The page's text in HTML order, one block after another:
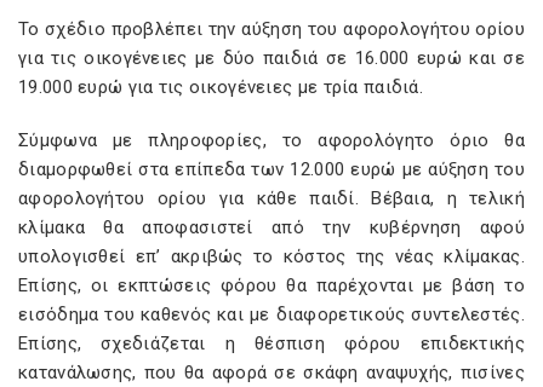
Το σχέδιο προβλέπει την αύξηση του αφορολογήτου ορίου
για τις οικογένειες με δύο παιδιά σε 16.000 ευρώ και σε
19.000 ευρώ για τις οικογένειες με τρία παιδιά.
Σύμφωνα με πληροφορίες, το αφορολόγητο όριο θα
διαμορφωθεί στα επίπεδα των 12.000 ευρώ με αύξηση του
αφορολογήτου ορίου για κάθε παιδί. Βέβαια, η τελική
κλίμακα θα αποφασιστεί από την κυβέρνηση αφού
υπολογισθεί επ’ ακριβώς το κόστος της νέας κλίμακας.
Επίσης, οι εκπτώσεις φόρου θα παρέχονται με βάση το
εισόδημα του καθενός και με διαφορετικούς συντελεστές.
Επίσης, σχεδιάζεται η θέσπιση φόρου επιδεκτικής
κατανάλωσης, που θα αφορά σε σκάφη αναψυχής, πισίνες